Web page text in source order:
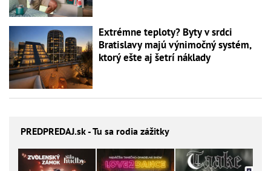
Extrémne teploty? Byty v srdci
Bratislavy majú výnimočný systém,
ktorý ešte aj šetrí náklady
PREDPREDAJ.sk - Tu sa rodia zážitky